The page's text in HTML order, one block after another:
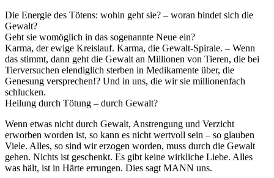
Die Energie des Tötens: wohin geht sie? – woran bindet sich die
Gewalt?
Geht sie womöglich in das sogenannte Neue ein?
Karma, der ewige Kreislauf. Karma, die Gewalt-Spirale. – Wenn
das stimmt, dann geht die Gewalt an Millionen von Tieren, die bei
Tierversuchen elendiglich sterben in Medikamente über, die
Genesung versprechen!? Und in uns, die wir sie millionenfach
schlucken.
Heilung durch Tötung – durch Gewalt?
Wenn etwas nicht durch Gewalt, Anstrengung und Verzicht
erworben worden ist, so kann es nicht wertvoll sein – so glauben
Viele. Alles, so sind wir erzogen worden, muss durch die Gewalt
gehen. Nichts ist geschenkt. Es gibt keine wirkliche Liebe. Alles
was hält, ist in Härte errungen. Dies sagt MANN uns.